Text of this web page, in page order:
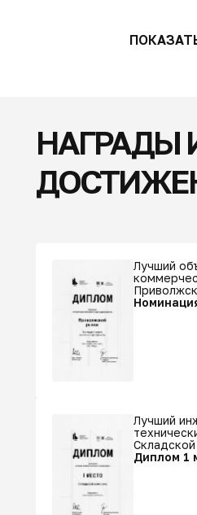
НАГРАДЫ
Лучший
Лучший
Диплом 1